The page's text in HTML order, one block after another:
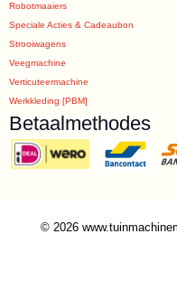
Robotmaaiers
Speciale Acties & Cadeaubon
Strooiwagens
Veegmachine
Verticuteermachine
Werkkleding [PBM]
Betaalmethodes
© 2026